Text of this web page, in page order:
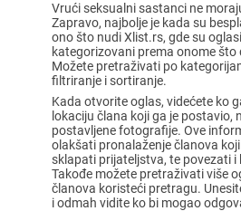
Vrući seksualni sastanci ne
Zapravo, najbolje je kada su
ono što nudi Xlist.rs, gde su
kategorizovani prema onome što
Možete pretraživati po
filtriranje i sortiranje.
Kada otvorite oglas, videćete ko
lokaciju člana koji ga je postavio,
postavljene fotografije. Ove
olakšati pronalaženje članova
sklapati prijateljstva, te povezati i
Takođe možete pretraživati više
članova koristeći pretragu.
i odmah vidite ko bi mogao